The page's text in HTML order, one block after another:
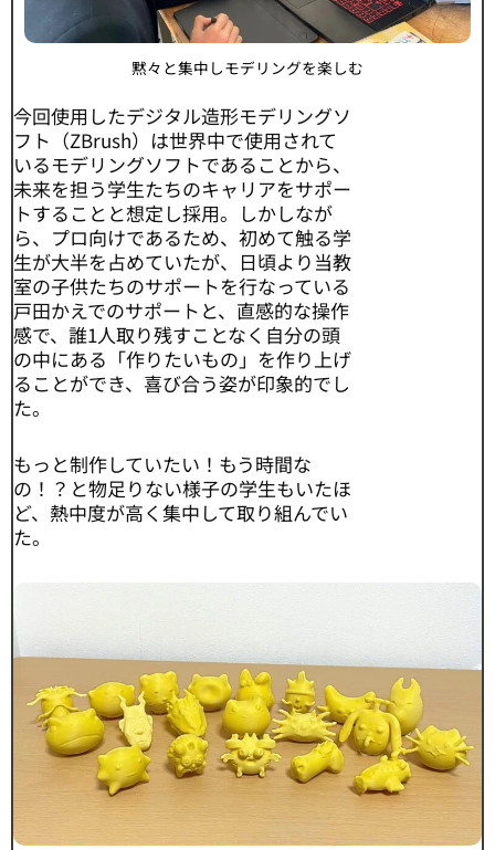
黙々と集中しモデリングを楽しむ
今回使用したデジタル造形モデリングソ
フト（ZBrush）は世界中で使用されて
いるモデリングソフトであることから、
未来を担う学生たちのキャリアをサポー
トすることと想定し採用。しかしなが
ら、プロ向けであるため、初めて触る学
生が大半を占めていたが、日頃より当教
室の子供たちのサポートを行なっている
戸田かえでのサポートと、直感的な操作
感で、誰1人取り残すことなく自分の頭
の中にある「作りたいもの」を作り上げ
ることができ、喜び合う姿が印象的でし
た。
もっと制作していたい！もう時間な
の！？と物足りない様子の学生もいたほ
ど、熱中度が高く集中して取り組んでい
た。